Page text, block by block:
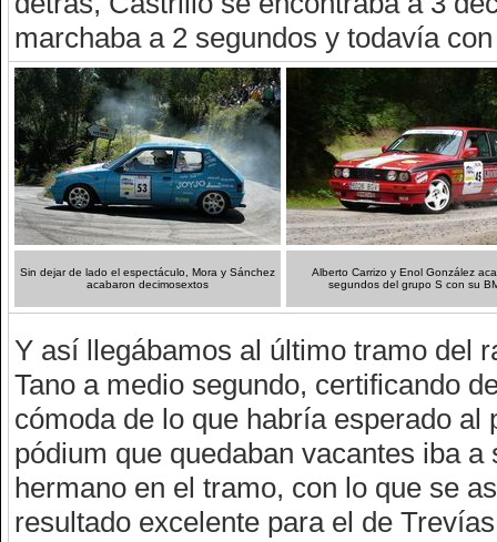
marchaba a 2 segundos y todavía
Sin dejar de lado el espectáculo, Mora y Sánchez
acabaron decimosextos
Alberto Carrizo y Enol González
segundos del grupo S con su
Y así llegábamos al último tramo del
Tano a medio segundo, certificando
cómoda de lo que habría esperado
pódium que quedaban vacantes iba
hermano en el tramo, con lo que se
resultado excelente para el de